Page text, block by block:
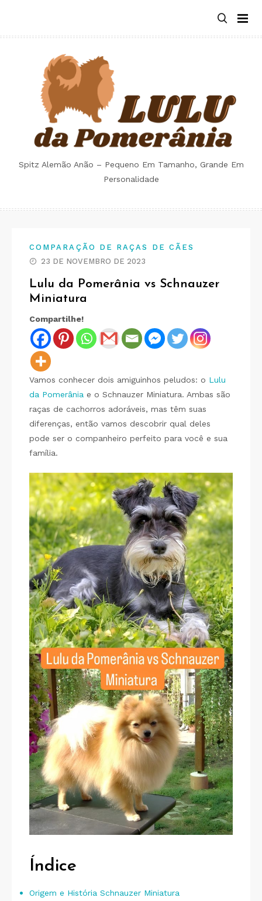
content
Spitz Alemão Anão – Pequeno Em Tamanho, Grande Em
Personalidade
COMPARAÇÃO DE RAÇAS DE CÃES
23 DE NOVEMBRO DE 2023
Lulu da Pomerânia vs Schnauzer
Miniatura
Compartilhe!
Vamos conhecer dois amiguinhos peludos: o Lulu
da Pomerânia e o Schnauzer Miniatura. Ambas são
raças de cachorros adoráveis, mas têm suas
diferenças, então vamos descobrir qual deles
pode ser o companheiro perfeito para você e sua
família.
Índice
Origem e História Schnauzer Miniatura